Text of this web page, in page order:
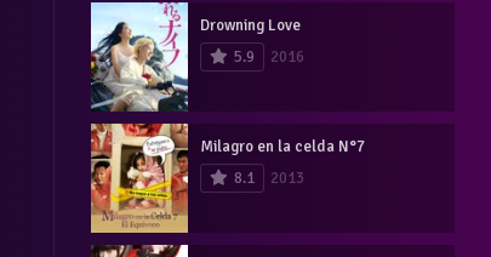
Drowning Love
5.9
2016
Milagro en la celda N°7
8.1
2013